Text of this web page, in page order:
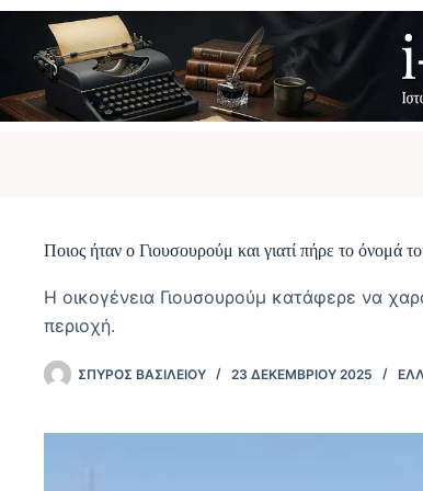
Μετάβαση
περιεχόμενο
Ποιος ήταν ο Γιουσουρούμ και γιατί πήρε το όνομά
Η οικογένεια Γιουσουρούμ κατάφερε να
περιοχή.
ΣΠΎΡΟΣ ΒΑΣΙΛΕΊΟΥ 23 ΔΕΚΕΜΒΡΊΟΥ 2025